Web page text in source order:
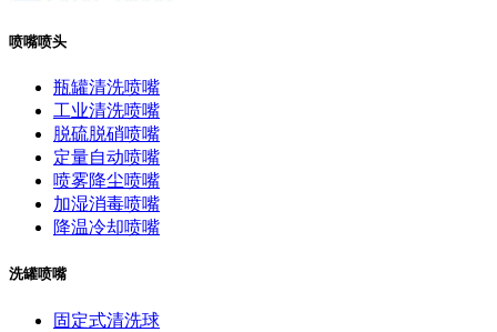
喷嘴喷头
瓶罐清洗喷嘴
工业清洗喷嘴
脱硫脱硝喷嘴
定量自动喷嘴
喷雾降尘喷嘴
加湿消毒喷嘴
降温冷却喷嘴
洗罐喷嘴
固定式清洗球